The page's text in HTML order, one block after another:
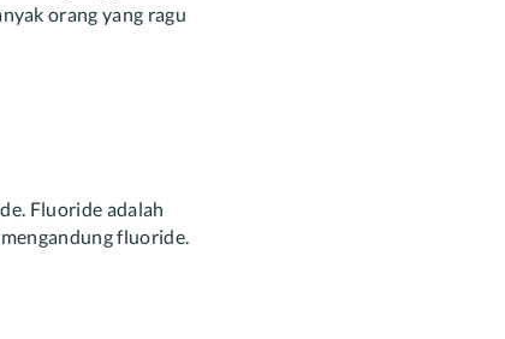
orang yang ragu
Fluoride adalah
fluoride.